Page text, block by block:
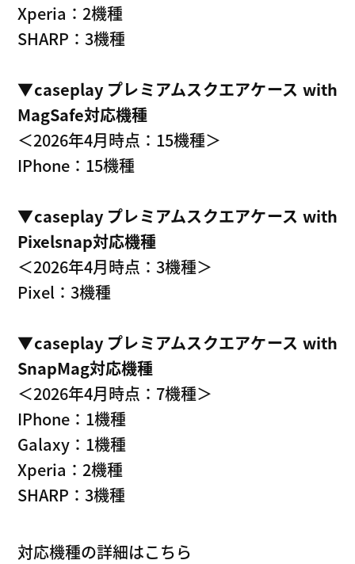
Xperia：2機種
SHARP：3機種
▼caseplay プレミアムスクエアケース with
MagSafe対応機種
＜2026年4月時点：15機種＞
IPhone：15機種
▼caseplay プレミアムスクエアケース with
Pixelsnap対応機種
＜2026年4月時点：3機種＞
Pixel：3機種
▼caseplay プレミアムスクエアケース with
SnapMag対応機種
＜2026年4月時点：7機種＞
IPhone：1機種
Galaxy：1機種
Xperia：2機種
SHARP：3機種
対応機種の詳細はこちら